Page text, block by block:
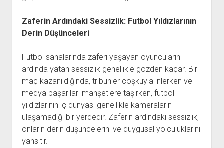
Zaferin Ardındaki Sessizlik: Futbol Yıldızlarının
Derin Düşünceleri
Futbol sahalarında zaferi yaşayan oyuncuların
ardında yatan sessizlik genellikle gözden kaçar. Bir
maç kazanıldığında, tribünler coşkuyla inlerken ve
medya başarıları manşetlere taşırken, futbol
yıldızlarının iç dünyası genellikle kameraların
ulaşamadığı bir yerdedir. Zaferin ardındaki sessizlik,
onların derin düşüncelerini ve duygusal yolculuklarını
yansıtır.